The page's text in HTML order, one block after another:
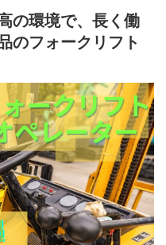
した。
スタッフ第一という意識が
か？あなたらしさを出して
をつけながら仲良く働いて
もらえる環境です！
く仲間は宝物」と現場のお
、安定しながらリーダー候
！
が社長です！
で1つの大家族」という考え
いただいており、わからな
持って働いていただけま
よりキャリアアップも準備
の環境で、長く働
のフォークリフト